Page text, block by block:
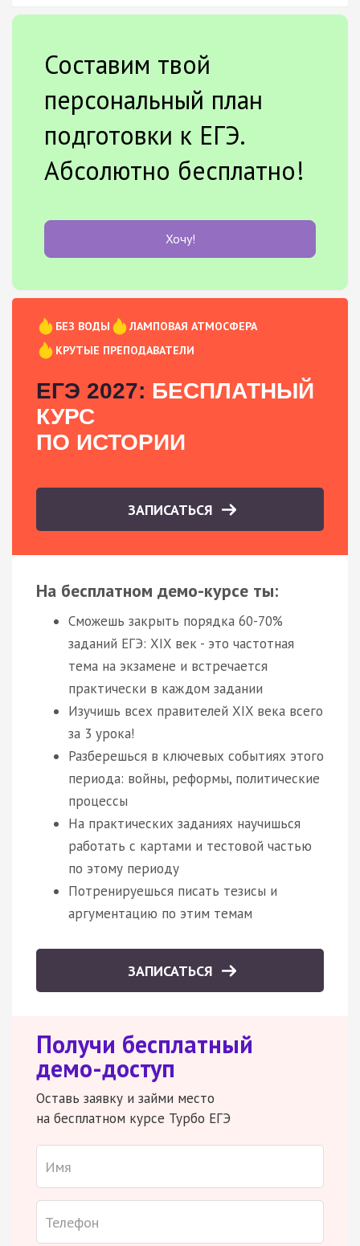
Составим твой
персональный план
подготовки к ЕГЭ.
Абсолютно бесплатно!
Хочу!
БЕЗ ВОДЫ
ЛАМПОВАЯ АТМОСФЕРА
КРУТЫЕ ПРЕПОДАВАТЕЛИ
ЕГЭ 2027: БЕСПЛАТНЫЙ
КУРС
ПО ИСТОРИИ
ЗАПИСАТЬСЯ
На бесплатном демо-курсе ты:
Сможешь закрыть порядка 60-70%
заданий ЕГЭ: XIX век - это частотная
тема на экзамене и встречается
практически в каждом задании
Изучишь всех правителей XIX века всего
за 3 урока!
Разберешься в ключевых событиях этого
периода: войны, реформы, политические
процессы
На практических заданиях научишься
работать с картами и тестовой частью
по этому периоду
Потренируешься писать тезисы и
аргументацию по этим темам
ЗАПИСАТЬСЯ
Получи бесплатный
демо-доступ
Оставь заявку и займи место
на бесплатном курсе Турбо ЕГЭ